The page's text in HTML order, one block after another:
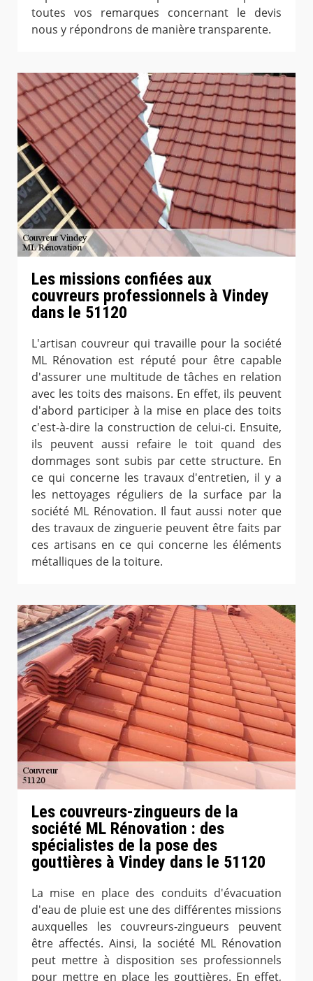
toutes vos remarques concernant le devis
nous y répondrons de manière transparente.
Les missions confiées aux
couvreurs professionnels à Vindey
dans le 51120
L'artisan couvreur qui travaille pour la société
ML Rénovation est réputé pour être capable
d'assurer une multitude de tâches en relation
avec les toits des maisons. En effet, ils peuvent
d'abord participer à la mise en place des toits
c'est-à-dire la construction de celui-ci. Ensuite,
ils peuvent aussi refaire le toit quand des
dommages sont subis par cette structure. En
ce qui concerne les travaux d'entretien, il y a
les nettoyages réguliers de la surface par la
société ML Rénovation. Il faut aussi noter que
des travaux de zinguerie peuvent être faits par
ces artisans en ce qui concerne les éléments
métalliques de la toiture.
Les couvreurs-zingueurs de la
société ML Rénovation : des
spécialistes de la pose des
gouttières à Vindey dans le 51120
La mise en place des conduits d'évacuation
d'eau de pluie est une des différentes missions
auxquelles les couvreurs-zingueurs peuvent
être affectés. Ainsi, la société ML Rénovation
peut mettre à disposition ses professionnels
pour mettre en place les gouttières. En effet,